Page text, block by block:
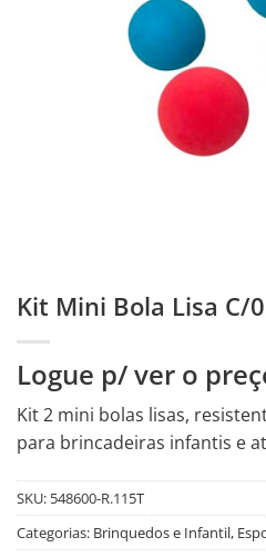
Kit Mini Bola Lisa C/
Logue p/ ver o
Kit 2 mini bolas lisas,
para brincadeiras infantis e
SKU: 548600-R.115T
Categorias: Brinquedos e Infantil,